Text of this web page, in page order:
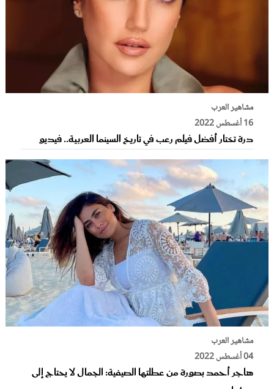
مشاهير العرب
16 أغسطس 2022
درة تختار أفضل فيلم رعب في تاريخ السينما العربية.. فيديو
مشاهير العرب
04 أغسطس 2022
هاجر أحمد بصورة من عطلتها الصيفية: الجمال لا يحتاج إلى